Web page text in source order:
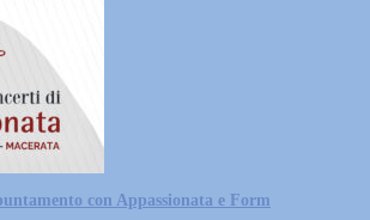
con Appassionata e Form